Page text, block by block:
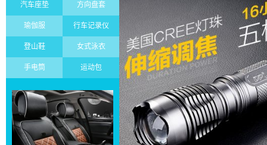
汽车座垫 方向盘套
瑜伽服 行车记录仪
登山鞋 女式泳衣
手电筒 运动包